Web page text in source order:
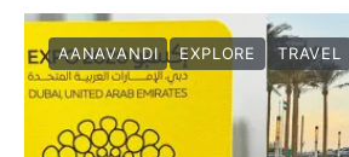
AANAVANDI EXPLORE TRAVEL